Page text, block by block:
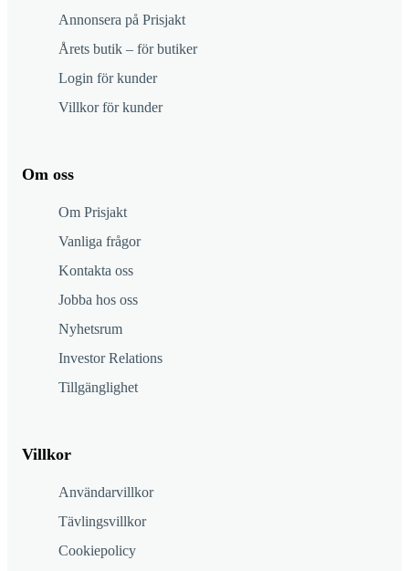
Annonsera på Prisjakt
Årets butik – för butiker
Login för kunder
Villkor för kunder
Om oss
Om Prisjakt
Vanliga frågor
Kontakta oss
Jobba hos oss
Nyhetsrum
Investor Relations
Tillgänglighet
Villkor
Användarvillkor
Tävlingsvillkor
Cookiepolicy